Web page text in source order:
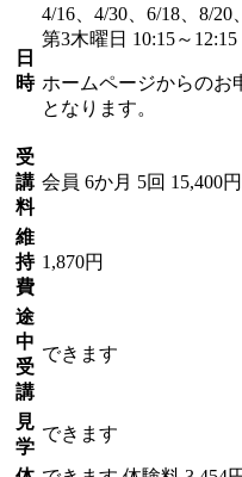
日
時
4/16、4/30、6/18、8/20
第3木曜日 10:15～12:15
ホームページからのお
となります。
受
講
料
会員 6か月 5回 15,400
維
持
費
1,870円
途
中
受
講
できます
見
学
できます